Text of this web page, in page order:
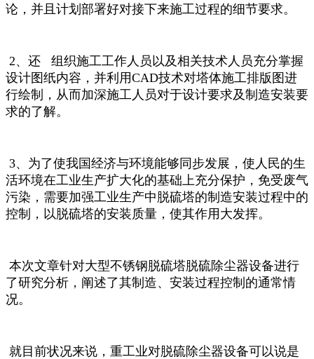
论，并且计划部署好对接下来施工过程的细节要求。
2、还 组织施工工作人员以及相关技术人员充分掌握
设计图纸内容，并利用CAD技术对塔体施工排版图进
行绘制，从而加深施工人员对于设计要求及制造安装要
求的了解。
3、为了使我国经济与环境能够同步发展，使人民的生
活环境在工业生产扩大化的基础上充分保护，免受废气
污染，需要加强工业生产中脱硫塔的制造安装过程中的
控制，以脱硫塔的安装质量，使其作用 大发挥。
本次文章针对大型不锈钢脱硫塔脱硫除尘器设备进行
了研究分析，阐述了其制造、安装过程控制的通常情
况。
就目前状况来说，重工业对脱硫除尘器设备可以说是